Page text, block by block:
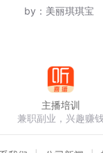
by： 美丽琪琪宝
主播培训
兼职副业，兴趣赚钱